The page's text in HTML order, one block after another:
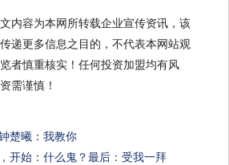
内容为本网所转载企业宣传资讯，该
递更多信息之目的，不代表本网站观
者慎重核实！任何投资加盟均有风
需谨慎！
楚曦：我教你
开始：什么鬼？最后：受我一拜